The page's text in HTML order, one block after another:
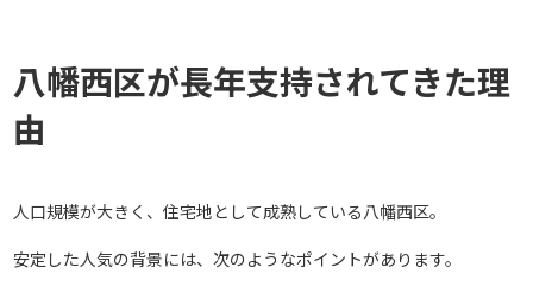
八幡西区が長年支持されてきた理
由
人口規模が大きく、住宅地として成熟している八幡西区。
安定した人気の背景には、次のようなポイントがあります。